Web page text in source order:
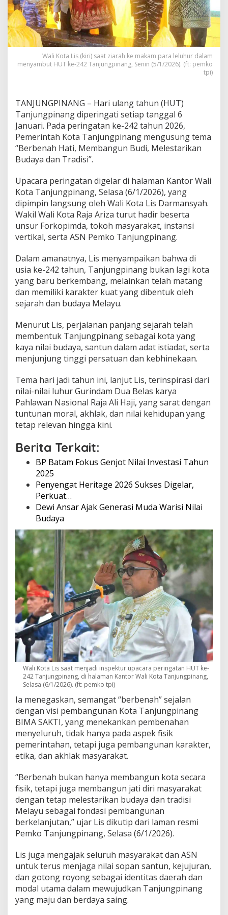
n
g
D
i
g
e
l
d
e
r
h
n
F
o
k
u
s
R
e
e
k
s
i
d
a
N
i
l
a
i
u
d
a
y
a
Wali Kota Lis (kiri) saat ziarah ke makam para leluhur dalam
menyambut HUT ke-242 Tanjungpinang, Senin (5/1/2026). (ft: pemko
tpi)
TANJUNGPINANG – Hari ulang tahun (HUT)
Tanjungpinang diperingati setiap tanggal 6
Januari. Pada peringatan ke-242 tahun 2026,
Pemerintah Kota Tanjungpinang mengusung tema
“Berbenah Hati, Membangun Budi, Melestarikan
Budaya dan Tradisi”.
Upacara peringatan digelar di halaman Kantor Wali
Kota Tanjungpinang, Selasa (6/1/2026), yang
dipimpin langsung oleh Wali Kota Lis Darmansyah.
Wakil Wali Kota Raja Ariza turut hadir beserta
unsur Forkopimda, tokoh masyarakat, instansi
vertikal, serta ASN Pemko Tanjungpinang.
Dalam amanatnya, Lis menyampaikan bahwa di
usia ke-242 tahun, Tanjungpinang bukan lagi kota
yang baru berkembang, melainkan telah matang
dan memiliki karakter kuat yang dibentuk oleh
sejarah dan budaya Melayu.
Menurut Lis, perjalanan panjang sejarah telah
membentuk Tanjungpinang sebagai kota yang
kaya nilai budaya, santun dalam adat istiadat, serta
menjunjung tinggi persatuan dan kebhinekaan.
Tema hari jadi tahun ini, lanjut Lis, terinspirasi dari
nilai-nilai luhur Gurindam Dua Belas karya
Pahlawan Nasional Raja Ali Haji, yang sarat dengan
tuntunan moral, akhlak, dan nilai kehidupan yang
tetap relevan hingga kini.
Berita Terkait:
BP Batam Fokus Genjot Nilai Investasi Tahun
2025
Penyengat Heritage 2026 Sukses Digelar,
Perkuat…
Dewi Ansar Ajak Generasi Muda Warisi Nilai
Budaya
Wali Kota Lis saat menjadi inspektur upacara peringatan HUT ke-
242 Tanjungpinang, di halaman Kantor Wali Kota Tanjungpinang,
Selasa (6/1/2026). (ft: pemko tpi)
Ia menegaskan, semangat “berbenah” sejalan
dengan visi pembangunan Kota Tanjungpinang
BIMA SAKTI, yang menekankan pembenahan
menyeluruh, tidak hanya pada aspek fisik
pemerintahan, tetapi juga pembangunan karakter,
etika, dan akhlak masyarakat.
“Berbenah bukan hanya membangun kota secara
fisik, tetapi juga membangun jati diri masyarakat
dengan tetap melestarikan budaya dan tradisi
Melayu sebagai fondasi pembangunan
berkelanjutan,” ujar Lis dikutip dari laman resmi
Pemko Tanjungpinang, Selasa (6/1/2026).
Lis juga mengajak seluruh masyarakat dan ASN
untuk terus menjaga nilai sopan santun, kejujuran,
dan gotong royong sebagai identitas daerah dan
modal utama dalam mewujudkan Tanjungpinang
yang maju dan berdaya saing.